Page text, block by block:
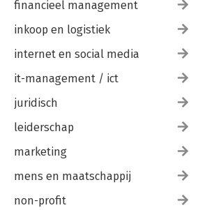
financieel management
inkoop en logistiek
internet en social media
it-management / ict
juridisch
leiderschap
marketing
mens en maatschappij
non-profit